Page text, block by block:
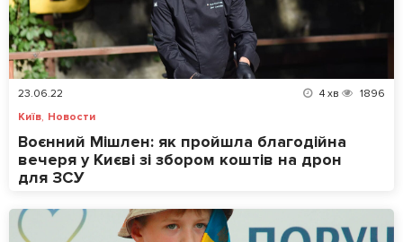
23.06.22 4 хв
1896
Київ, Новости
Воєнний Мішлен: як пройшла благодійна
вечеря у Києві зі збором коштів на дрон
для ЗСУ